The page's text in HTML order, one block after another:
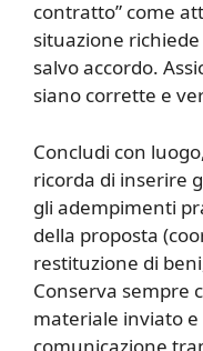
contratto” come
situazione
salvo accordo.
siano corrette e
Concludi con
ricorda di inserire
gli adempimenti
della proposta
restituzione di
Conserva sempre
materiale inviato
comunicazione